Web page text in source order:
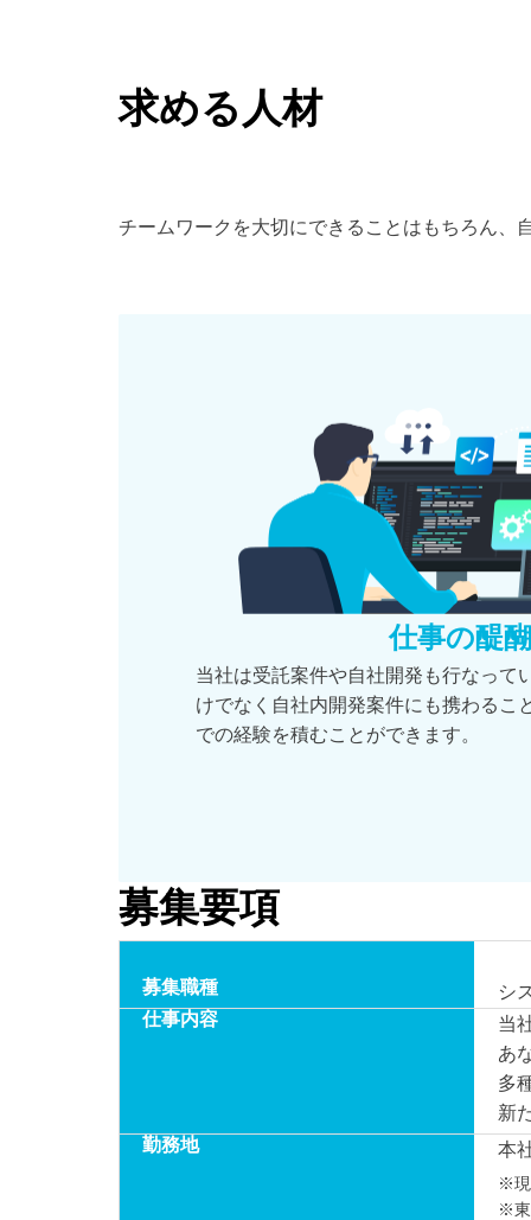
求める人材
チームワークを大切にできることはもちろん、
仕事の醍
当社は受託案件や自社開発も行なって
けでなく自社内開発案件にも携わるこ
での経験を積むことができます。
募集要項
募集職種
シ
仕事内容
当
あ
多
新
勤務地
本
※現
※東